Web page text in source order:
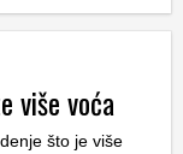
više voća
što je više